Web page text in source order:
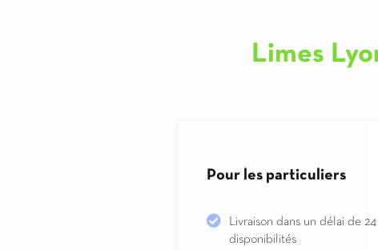
Limes
Pour les particuliers
Livraison dans un délai de
disponibilités